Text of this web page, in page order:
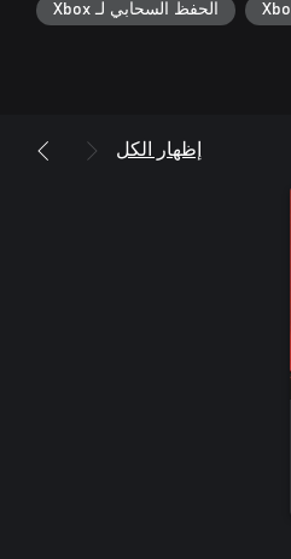
الحفظ السحابي لـ Xbox
إظهار الكل